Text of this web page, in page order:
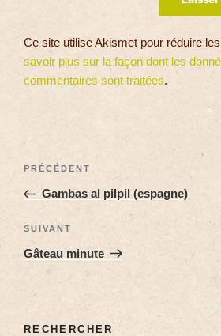
Ce site utilise Akismet pour réduire
savoir plus sur la façon dont les
commentaires sont traitées.
PRÉCÉDENT
Gambas al pilpil (espagne)
SUIVANT
Gâteau minute
RECHERCHER